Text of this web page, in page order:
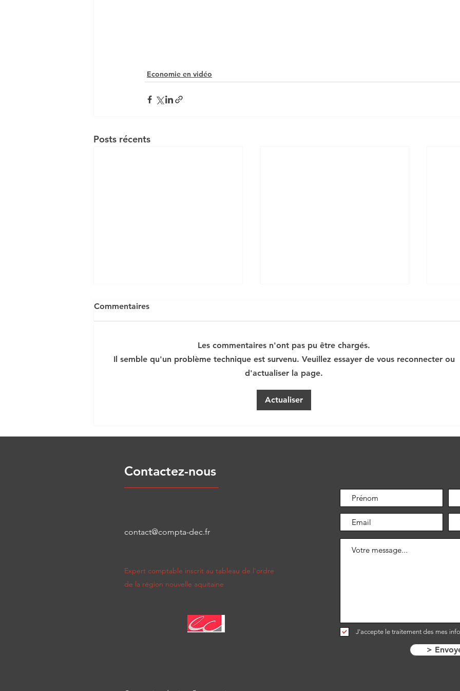
Economie en vidéo
Posts récents
Coronavirus et crise
La compétitivité
Commentaires
Les commentaires n'ont pas pu être chargés.
Il semble qu'un problème technique est survenu. Veuillez essayer de vous reconnecter ou
d'actualiser la page.
Actualiser
Contactez-nous
contact@compta-dec.fr
Expert comptable inscrit au tableau de l'ordre​
de la région nouvelle aquitaine
J'accepte le traitement des mes
>